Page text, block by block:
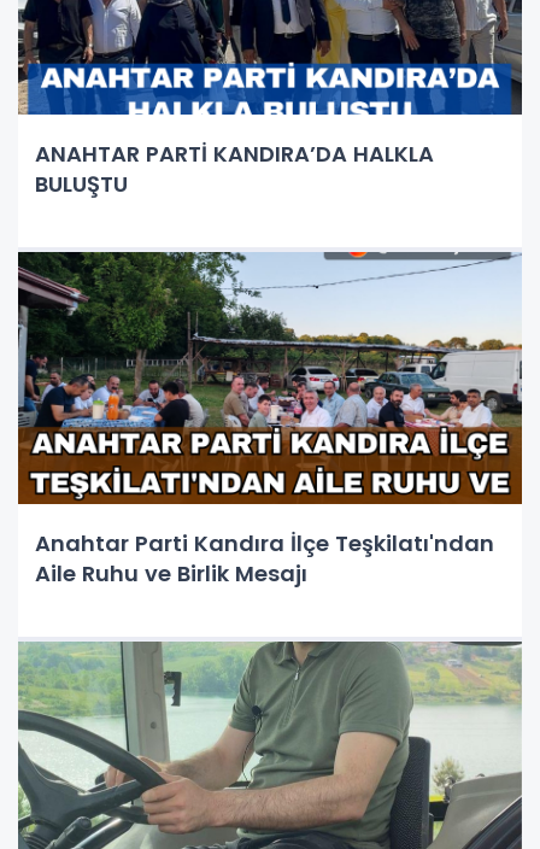
ANAHTAR PARTİ KANDIRA’DA HALKLA
BULUŞTU
Anahtar Parti Kandıra İlçe Teşkilatı'ndan
Aile Ruhu ve Birlik Mesajı